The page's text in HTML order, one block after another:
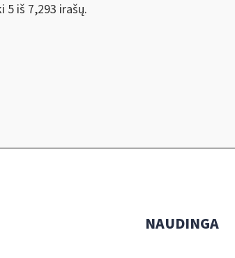
5 iš 7,293 irašų.
NAUDINGA